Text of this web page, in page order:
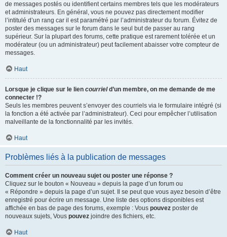
de messages postés ou identifient certains membres tels que les modérateurs
et administrateurs. En général, vous ne pouvez pas directement modifier
l’intitulé d’un rang car il est paramétré par l’administrateur du forum. Évitez de
poster des messages sur le forum dans le seul but de passer au rang
supérieur. Sur la plupart des forums, cette pratique est rarement tolérée et un
modérateur (ou un administrateur) peut facilement abaisser votre compteur de
messages.
Haut
Lorsque je clique sur le lien courrield’un membre, on me demande de me
connecter !?
Seuls les membres peuvent s’envoyer des courriels via le formulaire intégré (si
la fonction a été activée par l’administrateur). Ceci pour empêcher l’utilisation
malveillante de la fonctionnalité par les invités.
Haut
Problèmes liés à la publication de messages
Comment créer un nouveau sujet ou poster une réponse ?
Cliquez sur le bouton « Nouveau » depuis la page d’un forum ou
« Répondre » depuis la page d’un sujet. Il se peut que vous ayez besoin d’être
enregistré pour écrire un message. Une liste des options disponibles est
affichée en bas de page des forums, exemple : Vous pouvez poster de
nouveaux sujets, Vous pouvez joindre des fichiers, etc.
Haut